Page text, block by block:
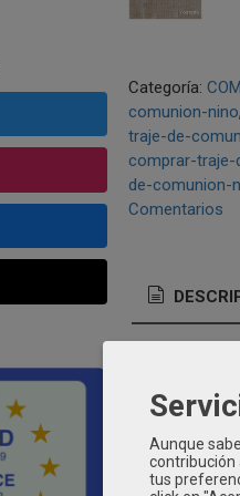
Categoría:
comunion-nino
traje-de-
comprar-
de-comunion-
Comentarios
luzca ideal
casaca
Aunque
contribución
tus